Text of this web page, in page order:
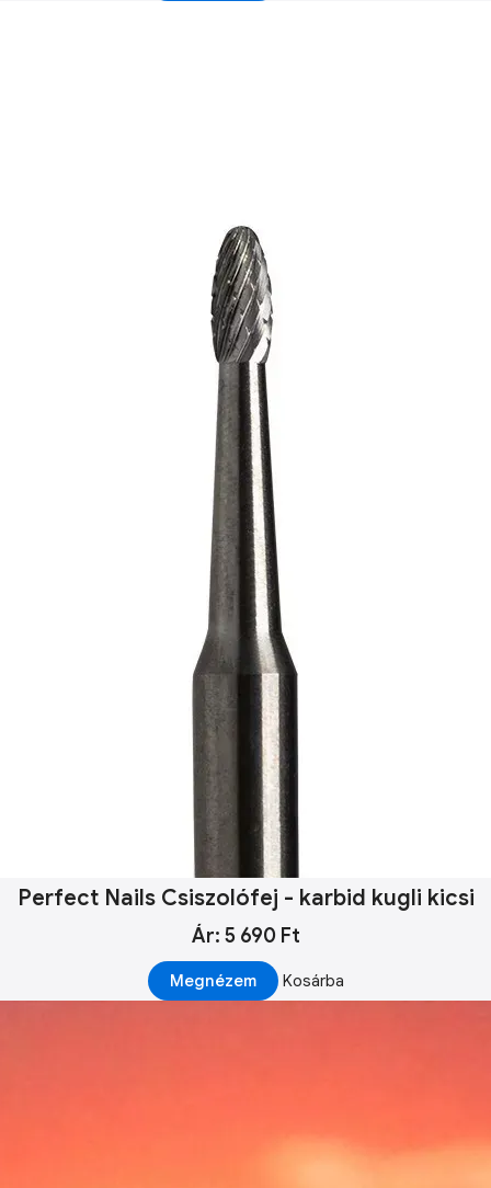
Perfect Nails Csiszolófej - karbid kugli kicsi
Ár: 5 690 Ft
Megnézem Kosárba